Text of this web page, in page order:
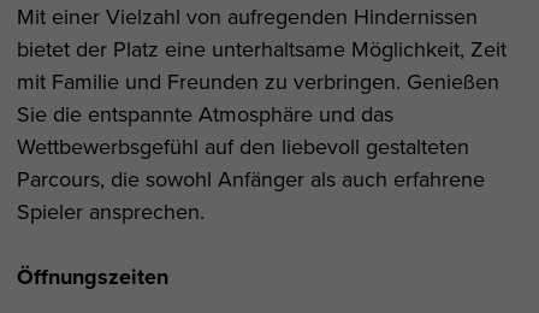
Mit einer Vielzahl von aufregenden Hindernissen
bietet der Platz eine unterhaltsame Möglichkeit, Zeit
mit Familie und Freunden zu verbringen. Genießen
Sie die entspannte Atmosphäre und das
Wettbewerbsgefühl auf den liebevoll gestalteten
Parcours, die sowohl Anfänger als auch erfahrene
Spieler ansprechen.
Öffnungszeiten